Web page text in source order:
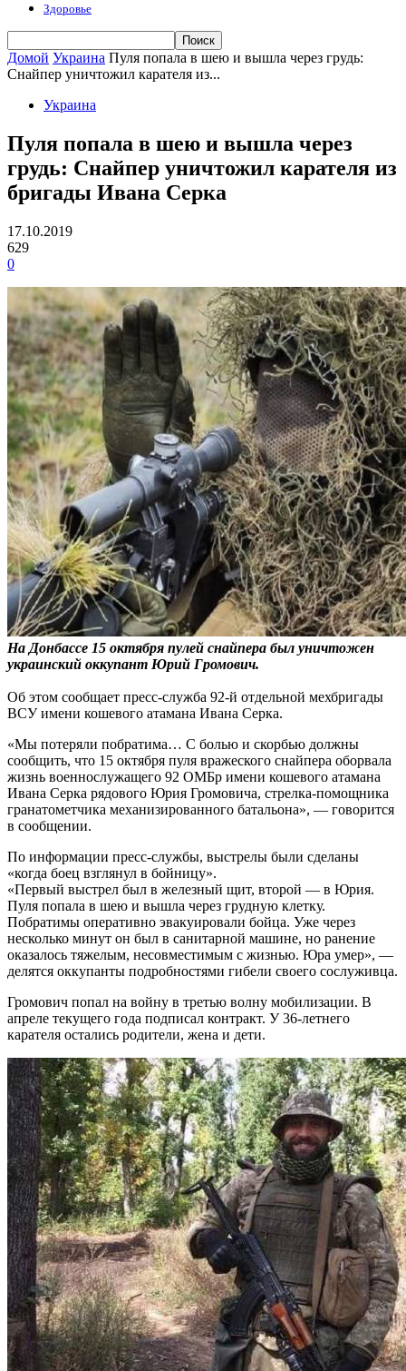
Здоровье
Домой Украина Пуля попала в шею и вышла через грудь:
Снайпер уничтожил карателя из...
Украина
Пуля попала в шею и вышла через
грудь: Снайпер уничтожил карателя из
бригады Ивана Серка
17.10.2019
629
0
На Донбассе 15 октября пулей снайпера был уничтожен
украинский оккупант Юрий Громович.
Об этом сообщает пресс-служба 92-й отдельной мехбригады
ВСУ имени кошевого атамана Ивана Серка.
«Мы потеряли побратима… С болью и скорбью должны
сообщить, что 15 октября пуля вражеского снайпера оборвала
жизнь военнослужащего 92 ОМБр имени кошевого атамана
Ивана Серка рядового Юрия Громовича, стрелка-помощника
гранатометчика механизированного батальона», — говорится
в сообщении.
По информации пресс-службы, выстрелы были сделаны
«когда боец взглянул в бойницу».
«Первый выстрел был в железный щит, второй — в Юрия.
Пуля попала в шею и вышла через грудную клетку.
Побратимы оперативно эвакуировали бойца. Уже через
несколько минут он был в санитарной машине, но ранение
оказалось тяжелым, несовместимым с жизнью. Юра умер», —
делятся оккупанты подробностями гибели своего сослуживца.
Громович попал на войну в третью волну мобилизации. В
апреле текущего года подписал контракт. У 36-летнего
карателя остались родители, жена и дети.